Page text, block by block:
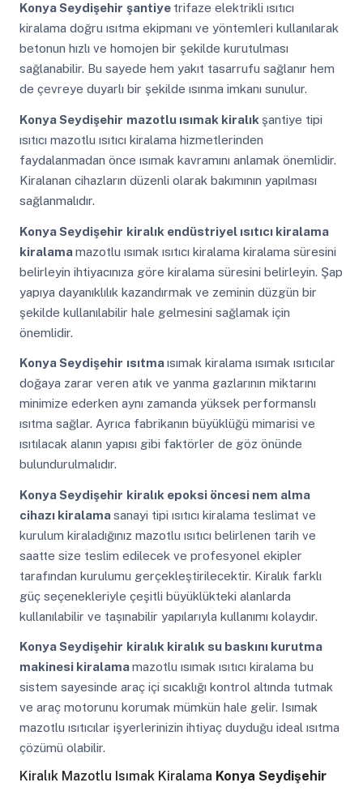
Konya Seydişehir şantiye trifaze elektrikli ısıtıcı
kiralama doğru ısıtma ekipmanı ve yöntemleri kullanılarak
betonun hızlı ve homojen bir şekilde kurutulması
sağlanabilir. Bu sayede hem yakıt tasarrufu sağlanır hem
de çevreye duyarlı bir şekilde ısınma imkanı sunulur.
Konya Seydişehir mazotlu ısımak kiralık şantiye tipi
ısıtıcı mazotlu ısıtıcı kiralama hizmetlerinden
faydalanmadan önce ısımak kavramını anlamak önemlidir.
Kiralanan cihazların düzenli olarak bakımının yapılması
sağlanmalıdır.
Konya Seydişehir kiralık endüstriyel ısıtıcı kiralama
kiralamamazotlu ısımak ısıtıcı kiralama kiralama süresini
belirleyin ihtiyacınıza göre kiralama süresini belirleyin. Şap
yapıya dayanıklılık kazandırmak ve zeminin düzgün bir
şekilde kullanılabilir hale gelmesini sağlamak için
önemlidir.
Konya Seydişehir ısıtmaısımak kiralama ısımak ısıtıcılar
doğaya zarar veren atık ve yanma gazlarının miktarını
minimize ederken aynı zamanda yüksek performanslı
ısıtma sağlar. Ayrıca fabrikanın büyüklüğü mimarisi ve
ısıtılacak alanın yapısı gibi faktörler de göz önünde
bulundurulmalıdır.
Konya Seydişehir kiralık epoksi öncesi nem alma
cihazı kiralamasanayi tipi ısıtıcı kiralama teslimat ve
kurulum kiraladığınız mazotlu ısıtıcı belirlenen tarih ve
saatte size teslim edilecek ve profesyonel ekipler
tarafından kurulumu gerçekleştirilecektir. Kiralık farklı
güç seçenekleriyle çeşitli büyüklükteki alanlarda
kullanılabilir ve taşınabilir yapılarıyla kullanımı kolaydır.
Konya Seydişehir kiralık kiralık su baskını kurutma
makinesi kiralamamazotlu ısımak ısıtıcı kiralama bu
sistem sayesinde araç içi sıcaklığı kontrol altında tutmak
ve araç motorunu korumak mümkün hale gelir. Isımak
mazotlu ısıtıcılar işyerlerinizin ihtiyaç duyduğu ideal ısıtma
çözümü olabilir.
Kiralık Mazotlu Isımak Kiralama Konya Seydişehir